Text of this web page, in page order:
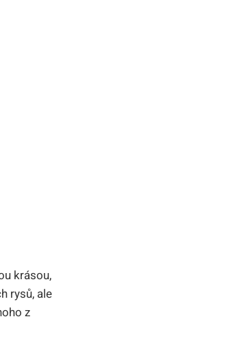
krásou,
rysů, ale
z